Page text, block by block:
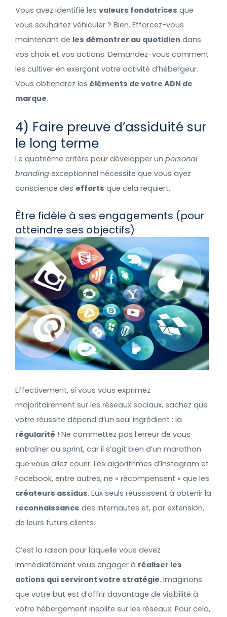
Vous avez identifié les valeurs fondatrices que
vous souhaitez véhiculer ? Bien. Efforcez-vous
maintenant de les démontrer au quotidien dans
vos choix et vos actions. Demandez-vous comment
les cultiver en exerçant votre activité d’hébergeur.
Vous obtiendrez les éléments de votre ADN de
marque.
4) Faire preuve d’assiduité sur
le long terme
Le quatrième critère pour développer un personal
branding exceptionnel nécessite que vous ayez
conscience des efforts que cela requiert.
Être fidèle à ses engagements (pour
atteindre ses objectifs)
Effectivement, si vous vous exprimez
majoritairement sur les réseaux sociaux, sachez que
votre réussite dépend d’un seul ingrédient : la
régularité ! Ne commettez pas l’erreur de vous
entraîner au sprint, car il s’agit bien d’un marathon
que vous allez courir. Les algorithmes d’Instagram et
Facebook, entre autres, ne « récompensent » que les
créateurs assidus. Eux seuls réussissent à obtenir la
reconnaissance des internautes et, par extension,
de leurs futurs clients.
C’est la raison pour laquelle vous devez
immédiatement vous engager à réaliser les
actions qui serviront votre stratégie. Imaginons
que votre but est d’offrir davantage de visibilité à
votre hébergement insolite sur les réseaux. Pour cela,